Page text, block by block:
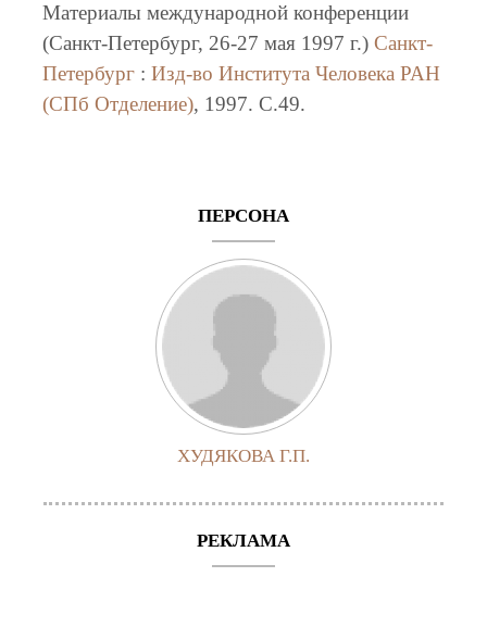
Материалы международной конференции
(Санкт-Петербург, 26-27 мая 1997 г.) Санкт-
Петербург: Изд-во Института Человека РАН
(СПб Отделение), 1997. C.49.
ПЕРСОНА
ХУДЯКОВА Г.П.
РЕКЛАМА